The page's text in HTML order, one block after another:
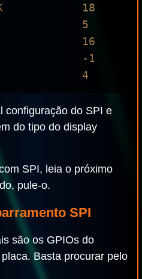
18
5
16
-1
configuração do SPI e
do tipo do display
SPI, leia o próximo
pule-o.
SPI
são os GPIOs do
Basta procurar pelo